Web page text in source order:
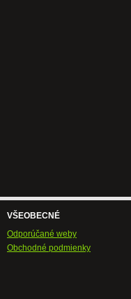
VŠEOBECNÉ
Odporúčané weby
Obchodné podmienky